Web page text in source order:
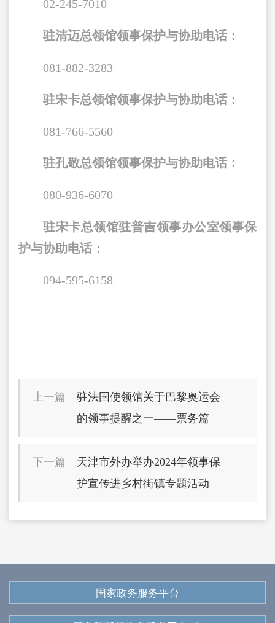
02-245-7010
驻清迈总领馆领事保护与协助电话：
081-882-3283
驻宋卡总领馆领事保护与协助电话：
081-766-5560
驻孔敬总领馆领事保护与协助电话：
080-936-6070
驻宋卡总领馆驻普吉领事办公室领事保
护与协助电话：
094-595-6158
上一篇
驻法国使领馆关于巴黎奥运会
的领事提醒之一——票务篇
下一篇
天津市外办举办2024年领事保
护宣传进乡村街镇专题活动
国家政务服务平台